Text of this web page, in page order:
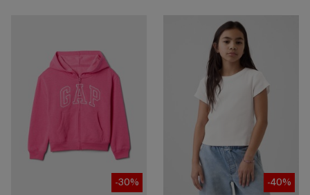
-30% -40%